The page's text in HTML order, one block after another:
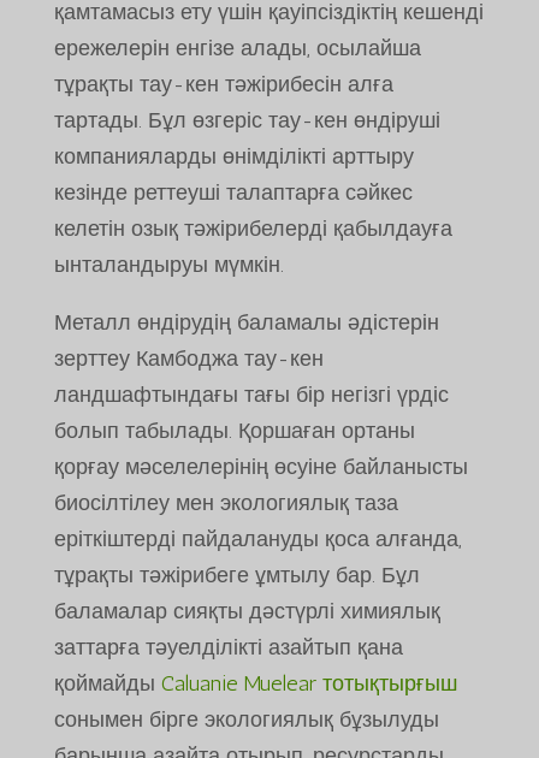
қамтамасыз ету үшін қауіпсіздіктің кешенді
ережелерін енгізе алады, осылайша
тұрақты тау-кен тәжірибесін алға
тартады. Бұл өзгеріс тау-кен өндіруші
компанияларды өнімділікті арттыру
кезінде реттеуші талаптарға сәйкес
келетін озық тәжірибелерді қабылдауға
ынталандыруы мүмкін.
Металл өндірудің баламалы әдістерін
зерттеу Камбоджа тау-кен
ландшафтындағы тағы бір негізгі үрдіс
болып табылады. Қоршаған ортаны
қорғау мәселелерінің өсуіне байланысты
биосілтілеу мен экологиялық таза
еріткіштерді пайдалануды қоса алғанда,
тұрақты тәжірибеге ұмтылу бар. Бұл
баламалар сияқты дәстүрлі химиялық
заттарға тәуелділікті азайтып қана
қоймайды Caluanie Muelear тотықтырғыш
сонымен бірге экологиялық бұзылуды